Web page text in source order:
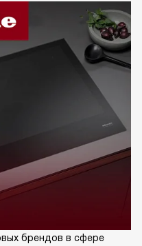
брендов в сфере